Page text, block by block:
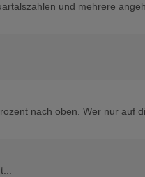
und mehrere
nach oben. Wer nur auf